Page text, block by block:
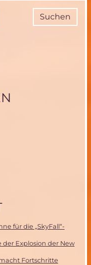
Boulder,
USA
Suchen
für die „SkyFall“-
der Explosion der New
Fortschritte